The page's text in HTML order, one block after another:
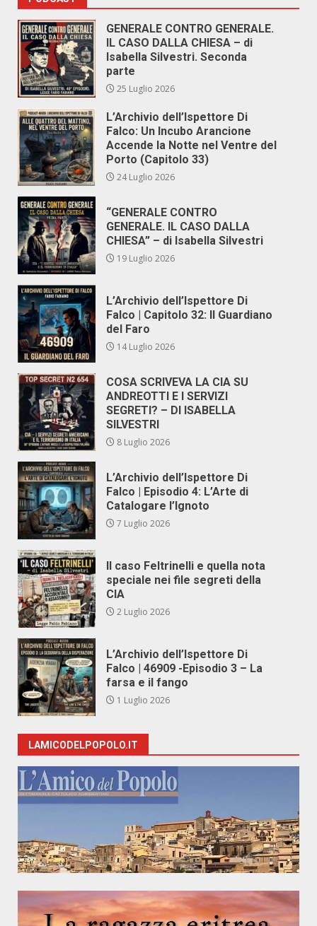
GENERALE CONTRO GENERALE.
IL CASO DALLA CHIESA – di
Isabella Silvestri. Seconda
parte
25 Luglio 2026
L’Archivio dell’Ispettore Di
Falco: Un Incubo Arancione
Accende la Notte nel Ventre del
Porto (Capitolo 33)
24 Luglio 2026
“GENERALE CONTRO
GENERALE. IL CASO DALLA
CHIESA” – di Isabella Silvestri
19 Luglio 2026
L’Archivio dell’Ispettore Di
Falco | Capitolo 32: Il Guardiano
del Faro
14 Luglio 2026
COSA SCRIVEVA LA CIA SU
ANDREOTTI E I SERVIZI
SEGRETI? – DI ISABELLA
SILVESTRI
8 Luglio 2026
L’Archivio dell’Ispettore Di
Falco | Episodio 4: L’Arte di
Catalogare l’Ignoto
7 Luglio 2026
Il caso Feltrinelli e quella nota
speciale nei file segreti della
CIA
2 Luglio 2026
L’Archivio dell’Ispettore Di
Falco | 46909 -Episodio 3 – La
farsa e il fango
1 Luglio 2026
LAMICODELPOPOLO.IT